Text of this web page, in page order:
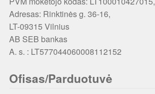
Adresas: Rinktinės g. 36-16,
LT-09315 Vilnius
AB SEB bankas
A. s. : LT577044060008112152
Ofisas/Parduotuvė